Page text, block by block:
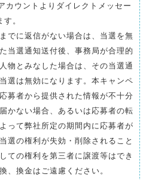
ウントよりダイレクトメッセー
。
でに返信がない場合は、当選を無
当選通知送付後、事務局が合理的
物とみなした場合は、その当選通
選は無効になります。本キャンペ
募者から提供された情報が不十分
かない場合、あるいは応募者の転
って弊社所定の期間内に応募者が
選の権利が失効・削除されること
ての権利を第三者に譲渡等はでき
、換金はご遠慮ください。